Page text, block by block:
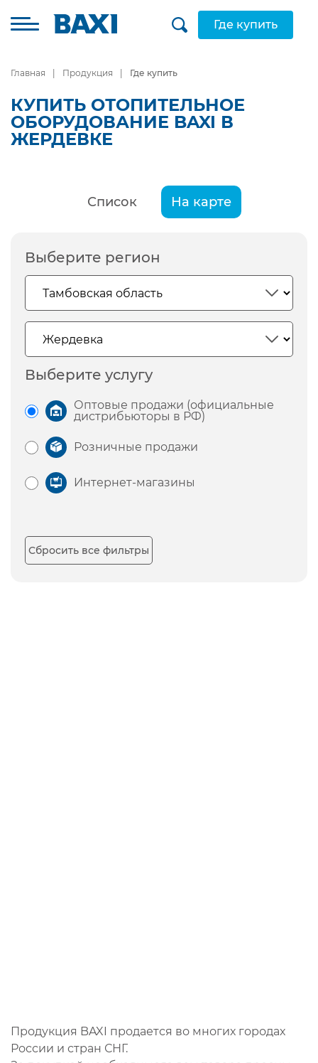
Где купить
Главная Продукция Где купить
КУПИТЬ ОТОПИТЕЛЬНОЕ
ОБОРУДОВАНИЕ BAXI В
ЖЕРДЕВКЕ
Список На карте
Выберите регион
Выберите услугу
Оптовые продажи (официальные
дистрибьюторы в РФ)
Розничные продажи
Интернет-магазины
Сбросить все фильтры
Продукция BAXI продается во многих городах
России и стран СНГ.